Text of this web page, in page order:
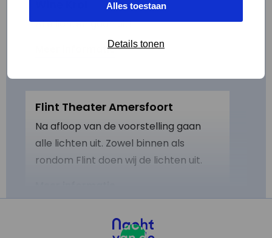
Alles toestaan
Details tonen
Alle lichten gaan uit!
Meer informatie
Flint Theater Amersfoort
Na afloop van de voorstelling gaan
alle lichten uit. Zowel binnen als
rondom Flint doen wij de lichten uit.